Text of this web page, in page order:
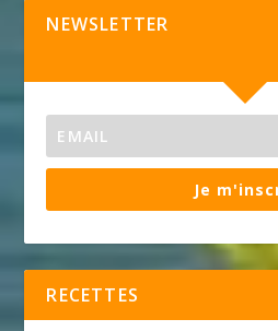
NEWSLETTER
Je
RECETTES